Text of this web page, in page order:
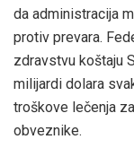
da administracija
protiv prevara.
zdravstvu koštaju
milijardi dolara
troškove lečenja
obveznike.